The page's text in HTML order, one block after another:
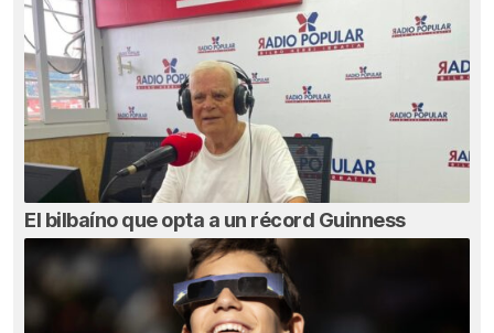
El bilbaíno que opta a un récord Guinness